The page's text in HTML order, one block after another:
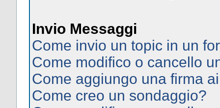
Invio Messaggi
Come invio un topic in un
Come modifico o cancello
Come aggiungo una firma
Come creo un sondaggio?